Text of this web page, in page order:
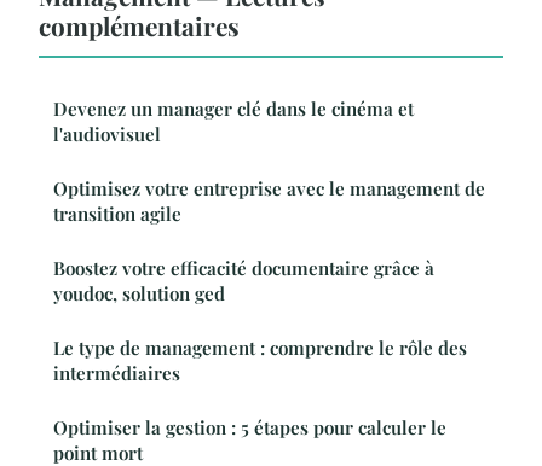
complémentaires
Devenez un manager clé dans le cinéma et
l'audiovisuel
Optimisez votre entreprise avec le management de
transition agile
Boostez votre efficacité documentaire grâce à
youdoc, solution ged
Le type de management : comprendre le rôle des
intermédiaires
Optimiser la gestion : 5 étapes pour calculer le
point mort